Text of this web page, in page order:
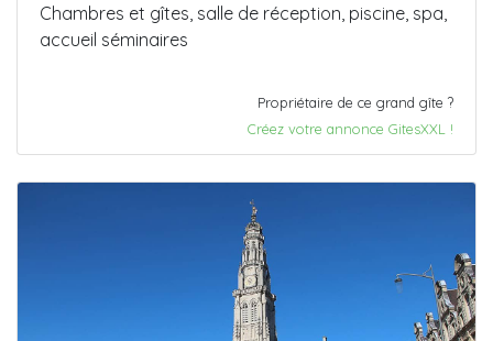
Chambres et gîtes, salle de réception, piscine, spa,
accueil séminaires
Propriétaire de ce grand gîte ?
Créez votre annonce GitesXXL !